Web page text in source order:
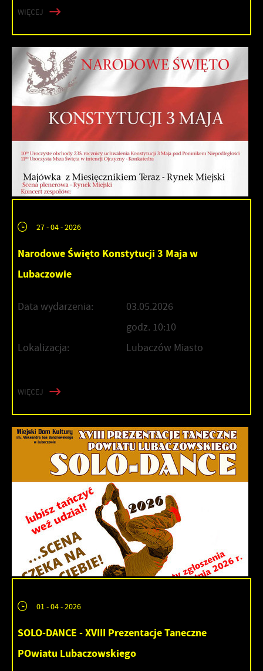
WIĘCEJ
27 - 04 - 2026
Narodowe Święto Konstytucji 3 Maja w
Lubaczowie
Data wydarzenia:
03.05.2026
godz. 10:10
Lokalizacja:
Lubaczów Miasto
WIĘCEJ
01 - 04 - 2026
SOLO-DANCE - XVIII Prezentacje Taneczne
POwiatu Lubaczowskiego